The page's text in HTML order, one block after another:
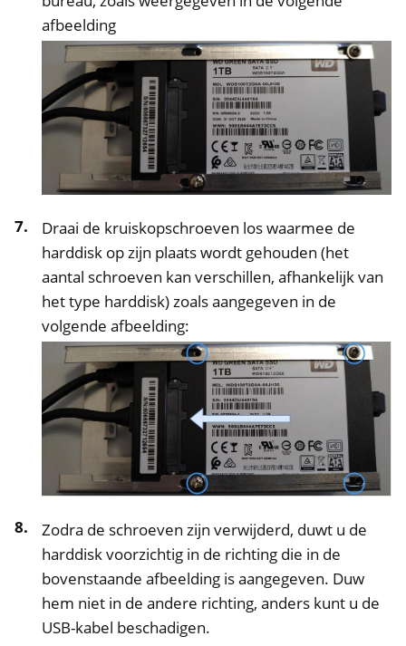
afbeelding
Draai de kruiskopschroeven los waarmee de
harddisk op zijn plaats wordt gehouden (het
aantal schroeven kan verschillen, afhankelijk van
het type harddisk) zoals aangegeven in de
volgende afbeelding:
Zodra de schroeven zijn verwijderd, duwt u de
harddisk voorzichtig in de richting die in de
bovenstaande afbeelding is aangegeven. Duw
hem niet in de andere richting, anders kunt u de
USB-kabel beschadigen.